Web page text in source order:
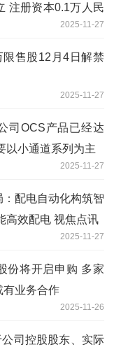
注册资本0.1万人民
2025-11-27
售股12月4日解禁
2025-11-27
司OCS产品已经达
以小通道系列为主
2025-11-27
配电自动化构筑智
高效配电 视焦点讯
2025-11-27
份将开启申购 多家
有业务合作
2025-11-26
司控股股东、实际